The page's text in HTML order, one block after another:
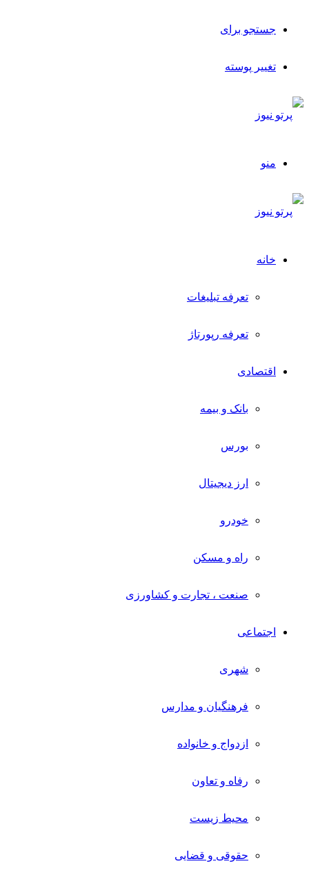
جستجو برای
تغییر پوسته
منو
خانه
تعرفه تبلیغات
تعرفه رپورتاژ
اقتصادی
بانک و بیمه
بورس
ارز دیجیتال
خودرو
راه و مسکن
صنعت ، تجارت و کشاورزی
اجتماعی
شهری
فرهنگیان و مدارس
ازدواج و خانواده
رفاه و تعاون
محیط زیست
حقوقی و قضایی